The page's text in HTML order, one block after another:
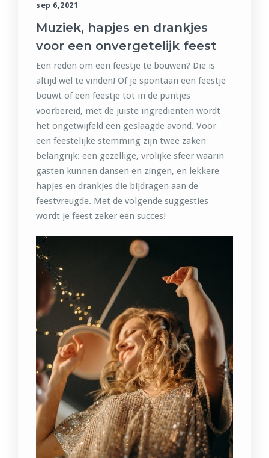
sep 6,2021
Muziek, hapjes en drankjes
voor een onvergetelijk feest
Een reden om een feestje te bouwen? Die is
altijd wel te vinden! Of je spontaan een feestje
bouwt of een feestje tot in de puntjes
voorbereid, met de juiste ingrediënten wordt
het ongetwijfeld een geslaagde avond. Voor
een feestelijke stemming zijn twee zaken
belangrijk: een gezellige, vrolijke sfeer waarin
gasten kunnen dansen en zingen, en lekkere
hapjes en drankjes die bijdragen aan de
feestvreugde. Met de volgende suggesties
wordt je feest zeker een succes!